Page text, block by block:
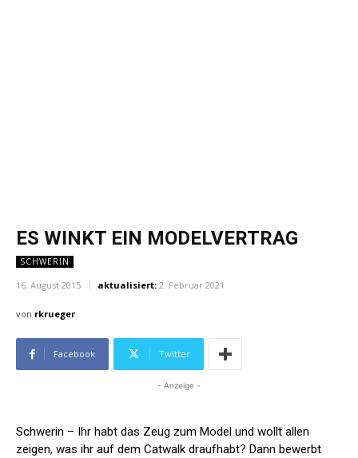
ES WINKT EIN MODELVERTRAG
SCHWERIN
16. August 2015 aktualisiert: 2. Februar 2021
von rkrueger
Facebook Twitter
- Anzeige -
Schwerin – Ihr habt das Zeug zum Model und wollt allen
zeigen, was ihr auf dem Catwalk draufhabt? Dann bewerbt